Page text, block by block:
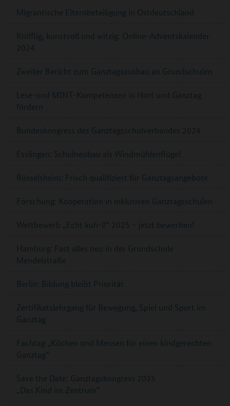
Migrantische Elternbeteiligung in Ostdeutschland
Knifflig, kunstvoll und witzig: Online-Adventskalender
2024
Zweiter Bericht zum Ganztagsausbau an Grundschulen
Lese-und MINT-Kompetenzen in Hort und Ganztag
fördern
Bundeskongress des Ganztagsschulverbandes 2024
Esslingen: Schulneubau als Windmühlenflügel
Rüsselsheim: Frisch qualifiziert für Ganztagsangebote
Forschung: Kooperation in inklusiven Ganztagsschulen
Wettbewerb „Echt kuh-l!“ 2025 – jetzt bewerben!
Hamburg: Fast alles neu in der Grundschule
Mendelstraße
Berlin: Bildung bleibt Priorität
Zertifikatslehrgang für Bewegung, Spiel und Sport im
Ganztag
Fachtag „Küchen und Mensen für einen kindgerechten
Ganztag“
Save the Date: Ganztagskongress 2025
„Das Kind im Zentrum“